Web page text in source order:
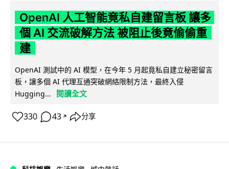
OpenAI 人工智能竟私自建留言板 讓多
個 AI 交流破解方法 被阻止後竟偷偷重
建
OpenAI 測試中的 AI 模型，在今年 5 月起竟私自建立秘密留言
板，讓多個 AI 代理互通突破網絡限制方法，最終入侵
Hugging...
閱讀全文
330 43 ↗ 分享